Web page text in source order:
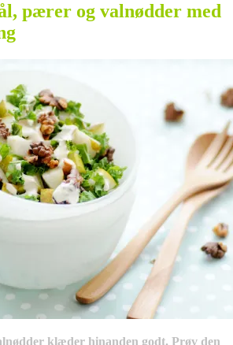
pærer og valnødder med
klæder hinanden godt. Prøv den